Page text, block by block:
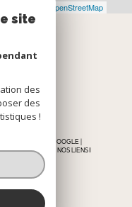
© OpenStreetMap
POWERED BY GOOGLE |
ADMIN
NOS LIENS
site
des
des
!